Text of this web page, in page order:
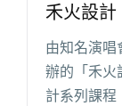
禾火設計
程、講
由知名演唱
辦的「禾火
計系列課程